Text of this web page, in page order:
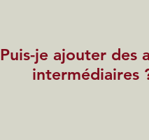
Puis-je ajouter des
intermédiaires